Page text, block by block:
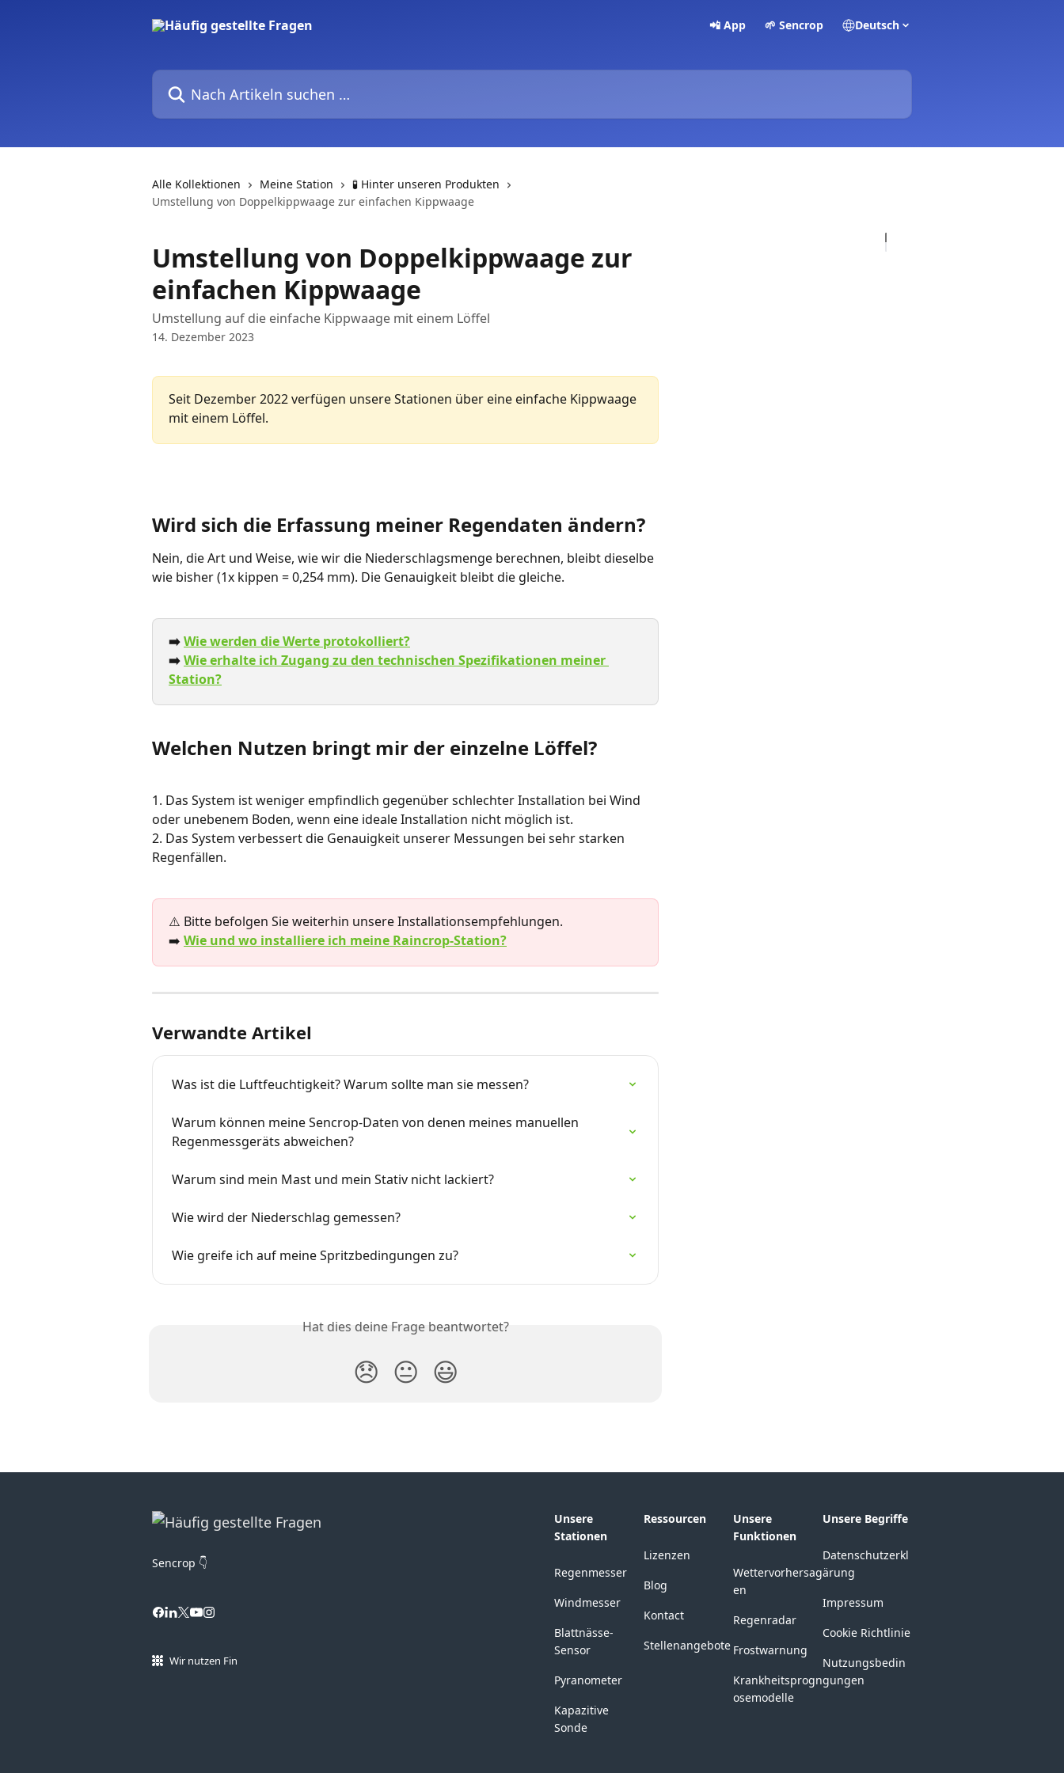
📲 App 🌱 Sencrop Deutsch
Nach Artikeln suchen …
Alle Kollektionen Meine Station
🧪 Hinter unseren Produkten
Umstellung von Doppelkippwaage zur einfachen Kippwaage
Umstellung von Doppelkippwaage zur
einfachen Kippwaage
Umstellung auf die einfache Kippwaage mit einem Löffel
14. Dezember 2023
Seit Dezember 2022 verfügen unsere Stationen über eine einfache Kippwaage
mit einem Löffel.
Wird sich die Erfassung meiner Regendaten ändern?
Nein, die Art und Weise, wie wir die Niederschlagsmenge berechnen, bleibt dieselbe
wie bisher (1x kippen = 0,254 mm). Die Genauigkeit bleibt die gleiche.
➡️ Wie werden die Werte protokolliert?
➡️ Wie erhalte ich Zugang zu den technischen Spezifikationen meiner
Station?
Welchen Nutzen bringt mir der einzelne Löffel?
1. Das System ist weniger empfindlich gegenüber schlechter Installation bei Wind
oder unebenem Boden, wenn eine ideale Installation nicht möglich ist.
2. Das System verbessert die Genauigkeit unserer Messungen bei sehr starken
Regenfällen.
⚠️ Bitte befolgen Sie weiterhin unsere Installationsempfehlungen.
➡️ Wie und wo installiere ich meine Raincrop-Station?
Verwandte Artikel
Was ist die Luftfeuchtigkeit? Warum sollte man sie messen?
Warum können meine Sencrop-Daten von denen meines manuellen
Regenmessgeräts abweichen?
Warum sind mein Mast und mein Stativ nicht lackiert?
Wie wird der Niederschlag gemessen?
Wie greife ich auf meine Spritzbedingungen zu?
Hat dies deine Frage beantwortet?
😞 😐 😃
Sencrop 👇
Wir nutzen Fin
Unsere
Stationen
Regenmesser
Windmesser
Blattnässe-
Sensor
Pyranometer
Kapazitive
Sonde
Ressourcen
Lizenzen
Blog
Kontact
Stellenangebote
Unsere
Funktionen
Wettervorhersag
en
Regenradar
Frostwarnung
Krankheitsprogn
osemodelle
Unsere Begriffe
Datenschutzerkl
ärung
Impressum
Cookie Richtlinie
Nutzungsbedin
gungen